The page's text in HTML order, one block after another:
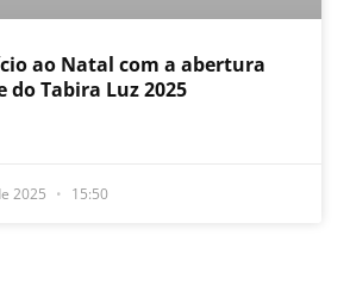
ao Natal com a abertura
Tabira Luz 2025
2025 15:50